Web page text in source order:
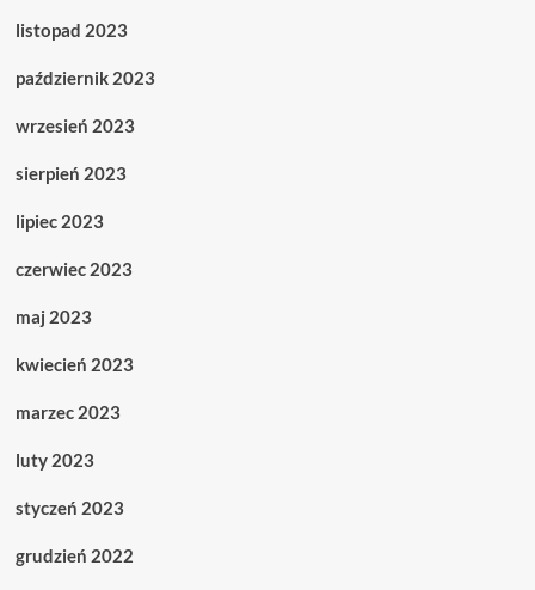
listopad 2023
październik 2023
wrzesień 2023
sierpień 2023
lipiec 2023
czerwiec 2023
maj 2023
kwiecień 2023
marzec 2023
luty 2023
styczeń 2023
grudzień 2022